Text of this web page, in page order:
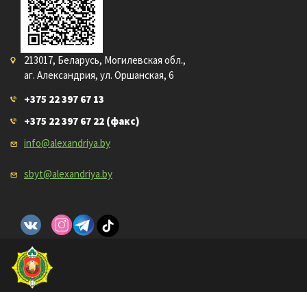
213017, Беларусь, Могилевская обл.,
аг. Александрия, ул. Оршанская, 6
+375 22 397 67 13
+375 22 397 67 22 (факс)
info@alexandriya.by
sbyt@alexandriya.by